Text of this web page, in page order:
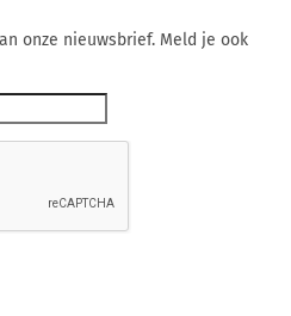
onze nieuwsbrief. Meld je ook